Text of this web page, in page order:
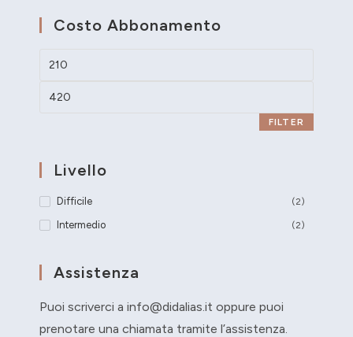
Costo Abbonamento
FILTER
Livello
Difficile (2)
Intermedio (2)
Assistenza
Puoi scriverci a info@didalias.it oppure puoi
prenotare una chiamata tramite l’assistenza.